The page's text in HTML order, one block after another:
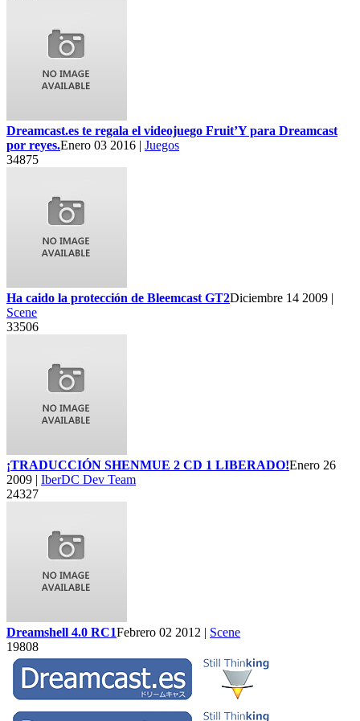
Dreamcast.es te regala el videojuego Fruit’Y para Dreamcast
por reyes.Enero 03 2016 | Juegos
34875
Ha caido la protección de Bleemcast GT2Diciembre 14 2009 |
Scene
33506
¡TRADUCCIÓN SHENMUE 2 CD 1 LIBERADO!Enero 26
2009 | IberDC Dev Team
24327
Dreamshell 4.0 RC1Febrero 02 2012 | Scene
19808